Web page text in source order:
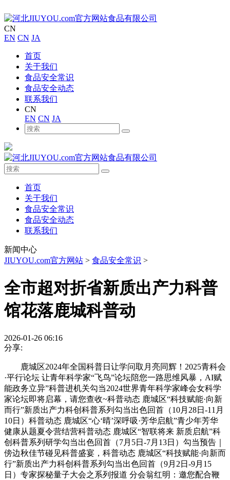
CN
EN CN JA
首页
关于我们
食品安全常识
食品安全动态
联系我们
CN
EN CN JA
首页
关于我们
食品安全常识
食品安全动态
联系我们
新闻中心
JIUYOU.com官方网站 > 食品安全常识 >
全市超对折省新质出产力科普
馆花落鹿城科普动
2026-01-26 06:16
分享:
鹿城区2024年全国科普日让学问取月亮同辉！2025青科会
·平行论坛 让青年科学家“飞鸟”论坛陪您一路思维风暴，AI赋
能政务立异”科普进机关勾当2024世界青年科学家峰会女科学
家论坛即将启幕，请您查收~科普动态 鹿城区“科技赋能·向新
而行”新质出产力科创科普系列勾当出色回首（10月28日-11月
10日）科普动态 鹿城区“心‘晴’深呼吸·芳华启航”青少年芳华
健康从题夏令营结营科普动态 鹿城区“智联将来 新质启航”科
创科普系列研学勾当出色回首（7月5日-7月13日）勾当预告｜
傍边秋佳节碰见科普盛宴，科普动态 鹿城区“科技赋能·向新而
行”新质出产力科创科普系列勾当出色回首（9月2日-9月15
日）专家探秘量子大会之系列报道 分会翁红明：邀您配合鞭